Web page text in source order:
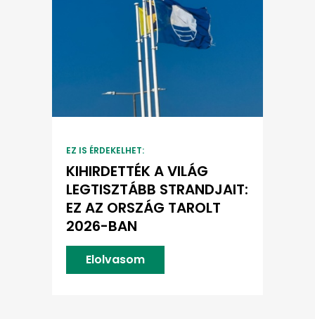
EZ IS ÉRDEKELHET:
KIHIRDETTÉK A VILÁG
LEGTISZTÁBB STRANDJAIT:
EZ AZ ORSZÁG TAROLT
2026-BAN
Elolvasom